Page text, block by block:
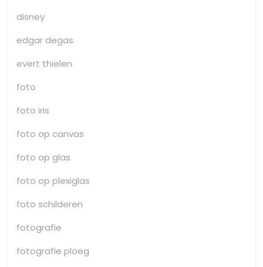
disney
edgar degas
evert thielen
foto
foto iris
foto op canvas
foto op glas
foto op plexiglas
foto schilderen
fotografie
fotografie ploeg